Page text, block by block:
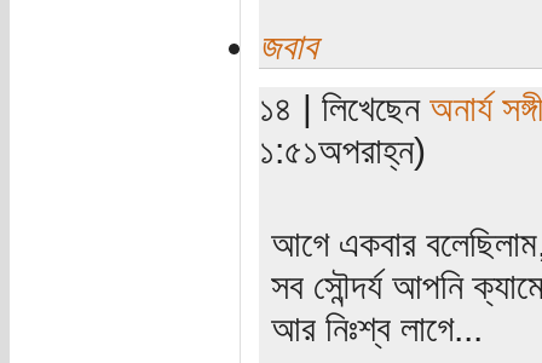
জবাব
১৪ | লিখেছেন অনার্য
১:৫১অপরাহ্ন)
আগে একবার
সব সৌন্দর্য আপনি
আর নিঃশ্ব লাগে...